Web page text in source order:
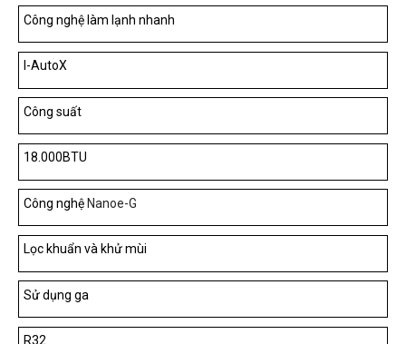
Công nghệ làm lạnh nhanh
I-AutoX
Công suất
18.000BTU
Công nghệ Nanoe-G
Lọc khuẩn và khử mùi
Sử dụng ga
R32